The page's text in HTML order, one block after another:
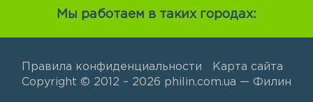
Мы работаем в таких городах:
Правила конфиденциальности
Карта сайта
Copyright © 2012 – 2026 philin.com.ua — Филин